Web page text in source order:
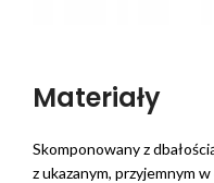
Materiały
Skomponowany z
z ukazanym, przyjemnym